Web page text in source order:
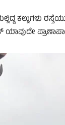
ಕಲ್ಲುಗಳು
ಯಾವುದೇ